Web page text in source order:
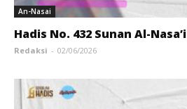
An-Nasai
Hadis No. 432 Sunan Al-Nasa’i
Redaksi - 02/06/2026